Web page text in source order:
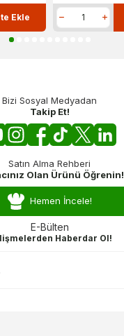
Ekle
Bizi Sosyal Medyadan
Takip Et!
Satın Alma Rehberi
Olan Ürünü Öğrenin!
Hemen İncele!
E-Bülten
Haberdar Ol!